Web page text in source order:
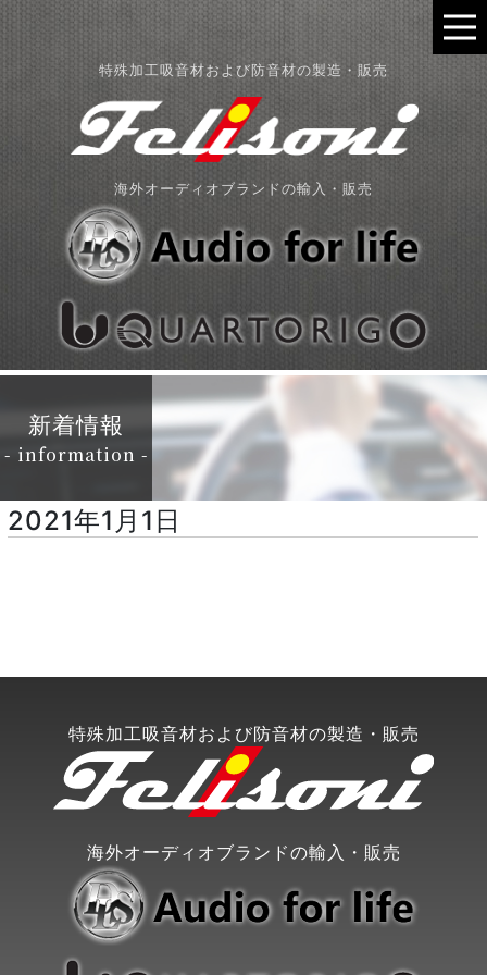
特殊加工吸音材および防音材の製造・販売
海外オーディオブランドの輸入・販売
新着情報
- information -
2021年1月1日
特殊加工吸音材および防音材の製造・販売
海外オーディオブランドの輸入・販売